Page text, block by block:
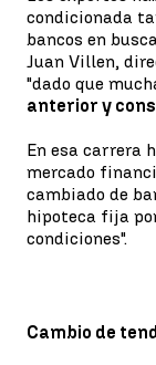
condicionada
bancos en
Juan Villen,
"dado que
anterior y
En esa carrera
mercado
cambiado de
hipoteca fija
condiciones".
Cambio de